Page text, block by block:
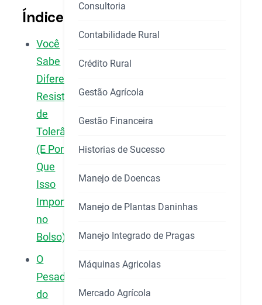
Índice
Você
Sabe
Diferenciar
Resistência
de
Tolerância?
(E Por
Que
Isso
Importa
no
Bolso)
O
Pesadelo
do
Consultoria
Contabilidade Rural
Crédito Rural
Gestão Agrícola
Gestão Financeira
Historias de Sucesso
Manejo de Doencas
Manejo de Plantas Daninhas
Manejo Integrado de Pragas
Máquinas Agricolas
Mercado Agrícola